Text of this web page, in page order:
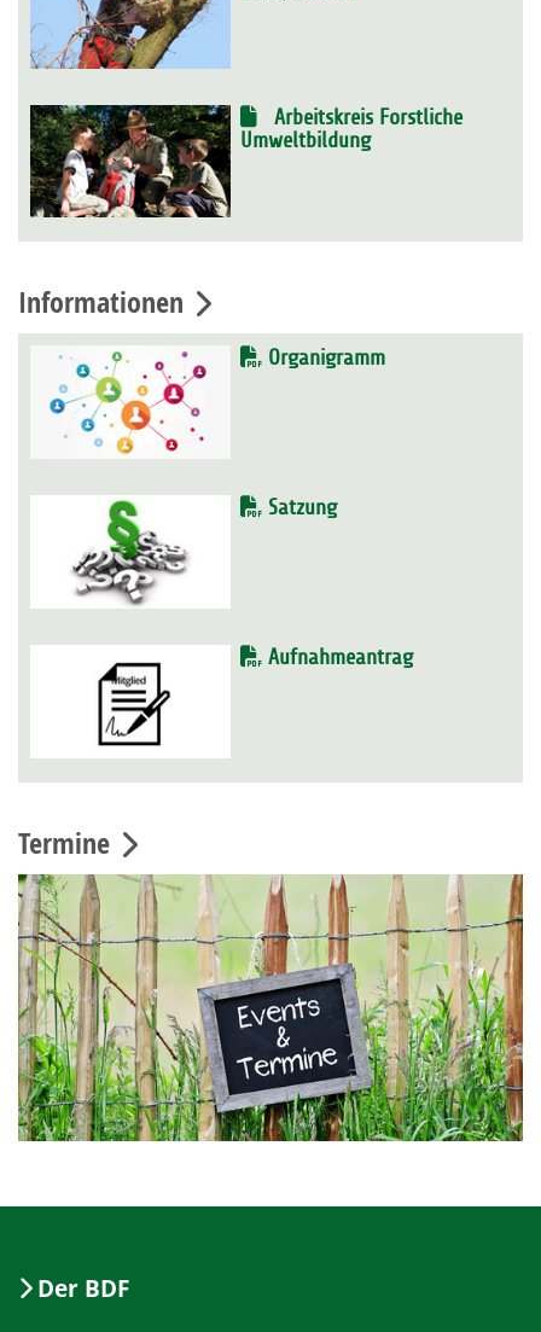
Arbeitskreis Forstliche
Umweltbildung
Informationen
Organigramm
Satzung
Aufnahmeantrag
Termine
Der BDF